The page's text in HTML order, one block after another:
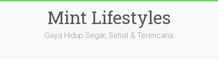
Mint Lifestyles
Gaya Hidup Segar, Sehat & Terencana